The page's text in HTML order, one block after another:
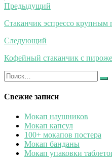
Навигация
по
записям
Предыдущий
Стаканчик эспрессо крупным
Следующий
Кофейный стаканчик с
Искать:
Свежие записи
Мокап наушников
Мокап капсул
100+ мокапов постера
Мокап банданы
Мокап упаковки